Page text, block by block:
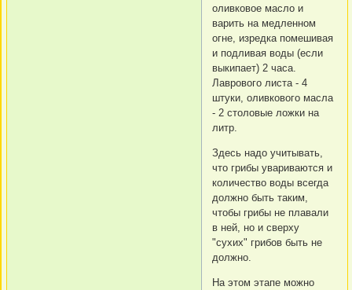
оливковое масло и
варить на медленном
огне, изредка помешивая
и подливая воды (если
выкипает) 2 часа.
Лаврового листа - 4
штуки, оливкового масла
- 2 столовые ложки на
литр.
Здесь надо учитывать,
что грибы увариваются и
количество воды всегда
должно быть таким,
чтобы грибы не плавали
в ней, но и сверху
"сухих" грибов быть не
должно.
На этом этапе можно